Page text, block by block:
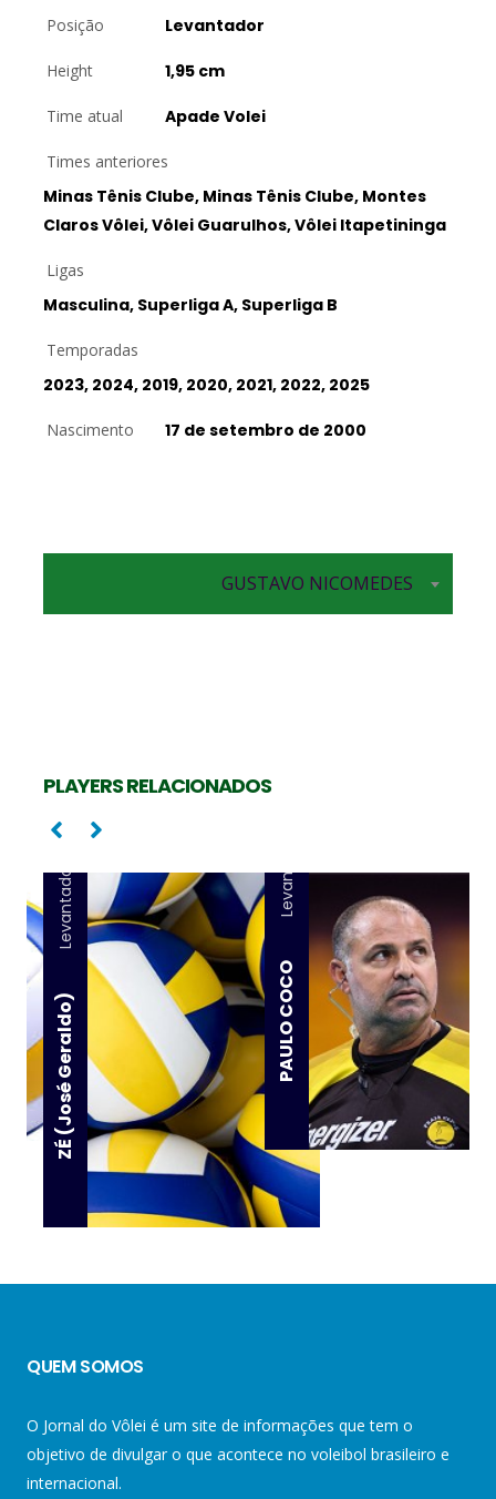
Posição Levantador
Height 1,95 cm
Time atual Apade Volei
Times anteriores
Minas Tênis Clube, Minas Tênis Clube, Montes
Claros Vôlei, Vôlei Guarulhos, Vôlei Itapetininga
Ligas
Masculina, Superliga A, Superliga B
Temporadas
2023, 2024, 2019, 2020, 2021, 2022, 2025
Nascimento 17 de setembro de 2000
GUSTAVO NICOMEDES
PLAYERS RELACIONADOS
ZÉ (José Geraldo)
Levantador
PAULO COCO
Levantador
QUEM SOMOS
O Jornal do Vôlei é um site de informações que tem o
objetivo de divulgar o que acontece no voleibol brasileiro e
internacional.